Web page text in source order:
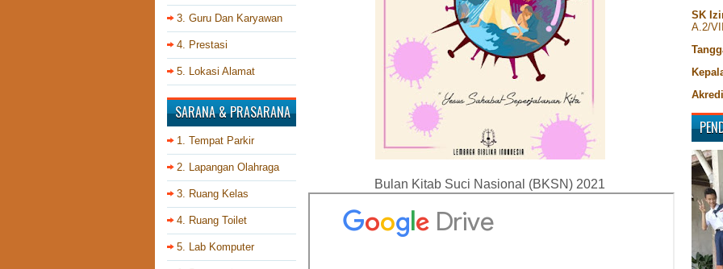
3. Guru Dan Karyawan
4. Prestasi
5. Lokasi Alamat
SARANA & PRASARANA
1. Tempat Parkir
2. Lapangan Olahraga
3. Ruang Kelas
4. Ruang Toilet
5. Lab Komputer
Bulan Kitab Suci Nasional (BKSN) 2021
SK
A.2/